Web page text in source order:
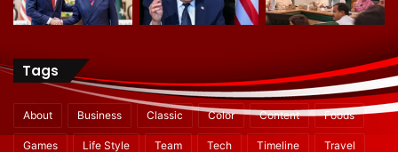
Tags
About Business Classic Color Content Foods
Games Life Style Team Tech Timeline Travel